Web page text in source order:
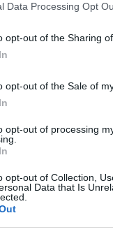
Data Processing Opt
opt-out of the Sharing
opt-out of the Sale of
opt-out of processing
opt-out of Collection,
Data that Is
στον
Σε ό,τι